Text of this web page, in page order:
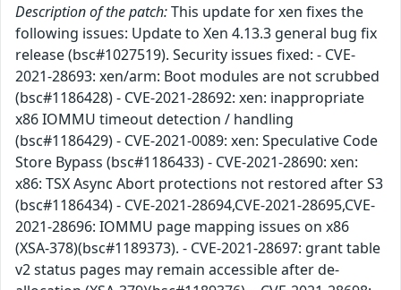
Description of the patch:This update for xen fixes the
following issues: Update to Xen 4.13.3 general bug fix
release (bsc#1027519). Security issues fixed: - CVE-
2021-28693: xen/arm: Boot modules are not scrubbed
(bsc#1186428) - CVE-2021-28692: xen: inappropriate
x86 IOMMU timeout detection / handling
(bsc#1186429) - CVE-2021-0089: xen: Speculative Code
Store Bypass (bsc#1186433) - CVE-2021-28690: xen:
x86: TSX Async Abort protections not restored after S3
(bsc#1186434) - CVE-2021-28694,CVE-2021-28695,CVE-
2021-28696: IOMMU page mapping issues on x86
(XSA-378)(bsc#1189373). - CVE-2021-28697: grant table
v2 status pages may remain accessible after de-